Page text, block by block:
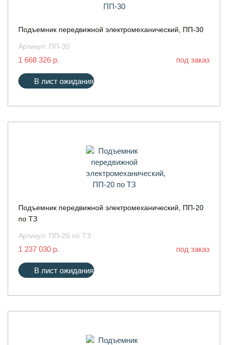
Подъемник передвижной электромеханический, ПП-30
Артикул: ПП-30
1 668 326 р. под заказ
В лист ожидания
Подъемник передвижной электромеханический, ПП-20
по ТЗ
Артикул: ПП-20 по ТЗ
1 237 030 р. под заказ
В лист ожидания